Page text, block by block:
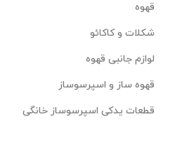
قهوه
شکلات و کاکائو
لوازم جانبی قهوه
قهوه ساز و اسپرسوساز
قطعات یدکی اسپرسوساز خانگی